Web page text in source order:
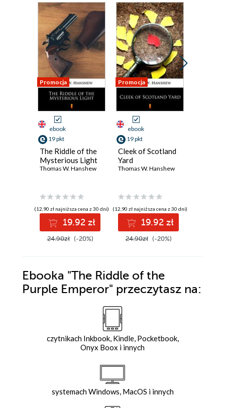
Promocja
ebook
19 pkt
The Riddle of the
Mysterious Light
Thomas W. Hanshew
(12,90 zł najniższa cena z 30 dni)
19.92 zł
24.90zł (-20%)
Promocja
ebook
19 pkt
Cleek of Scotland
Yard
Thomas W. Hanshew
(12,90 zł najniższa cena z 30 dni)
19.92 zł
24.90zł (-20%)
Ebooka "The Riddle of the
Purple Emperor" przeczytasz na:
czytnikach Inkbook, Kindle, Pocketbook,
Onyx Boox i innych
systemach Windows, MacOS i innych